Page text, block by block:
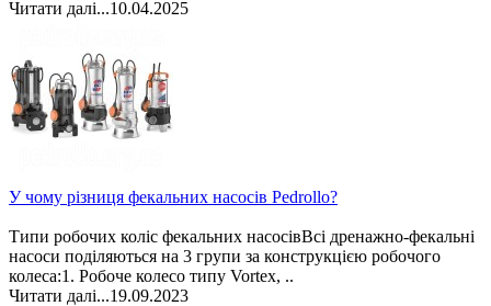
Читати далі...10.04.2025
У чому різниця фекальних насосів Pedrollo?
Типи робочих коліс фекальних насосівВсі дренажно-фекальні
насоси поділяються на 3 групи за конструкцією робочого
колеса:1. Робоче колесо типу Vortex, ..
Читати далі...19.09.2023